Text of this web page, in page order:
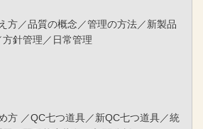
方／品質の概念／管理の方法／新製品
針管理／日常管理
方 ／QC七つ道具／新QC七つ道具／統